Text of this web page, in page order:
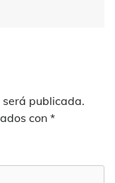
será publicada.
con *